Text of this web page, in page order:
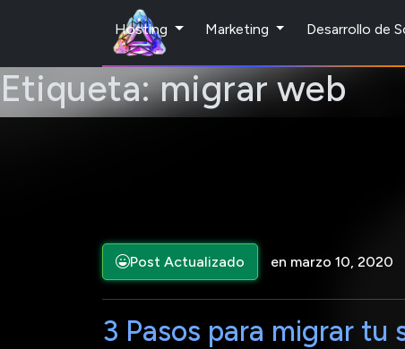
Hosting Marketing Desarrollo de
Etiqueta:migrar web
Post Actualizado en marzo 10, 2020
3 Pasos para migrar